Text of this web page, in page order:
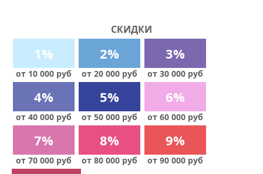
СКИДКИ
1%
от 10 000 руб
2%
от 20 000 руб
3%
от 30 000 руб
4%
от 40 000 руб
5%
от 50 000 руб
6%
от 60 000 руб
7%
от 70 000 руб
8%
от 80 000 руб
9%
от 90 000 руб